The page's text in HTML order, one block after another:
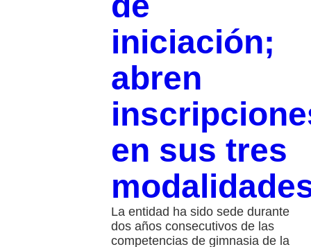
iniciación;
abren
en sus tres
La entidad ha sido sede durante
dos años consecutivos de las
competencias de gimnasia de la